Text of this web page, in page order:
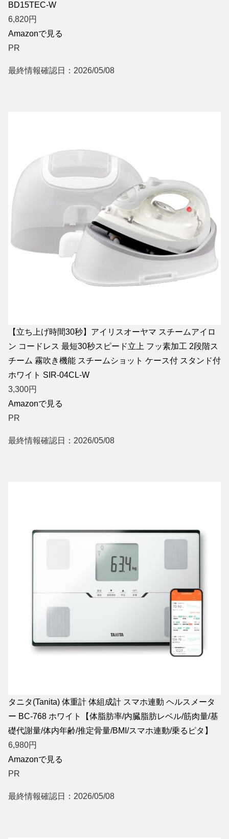
BD15TEC-W
6,820円
Amazonで見る
PR
最終情報確認日：2026/05/08
【立ち上げ時間30秒】アイリスオーヤマ スチームアイロ
ン コードレス 最短30秒スピード立上 フッ素加工 2段階ス
チーム 霧吹き機能 スチームショット ケース付 スタンド付
ホワイト SIR-04CL-W
3,300円
Amazonで見る
PR
最終情報確認日：2026/05/08
タニタ(Tanita) 体重計 体組成計 スマホ連動 ヘルスメータ
ー BC-768 ホワイト【体脂肪率/内臓脂肪レベル/筋肉量/基
礎代謝量/体内年齢/推定骨量/BMI/スマホ連動/乗るピタ】
6,980円
Amazonで見る
PR
最終情報確認日：2026/05/08